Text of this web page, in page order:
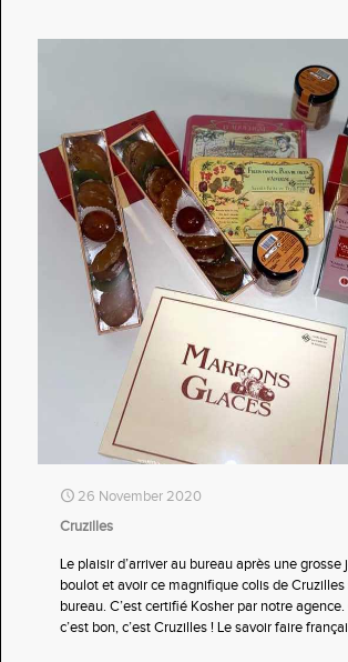
26 November 2020
Cruzilles
Le plaisir d’arriver au bureau après une grosse
boulot et avoir ce magnifique colis de
bureau. C’est certifié Kosher par notre agence.
c’est bon, c’est Cruzilles ! Le savoir faire